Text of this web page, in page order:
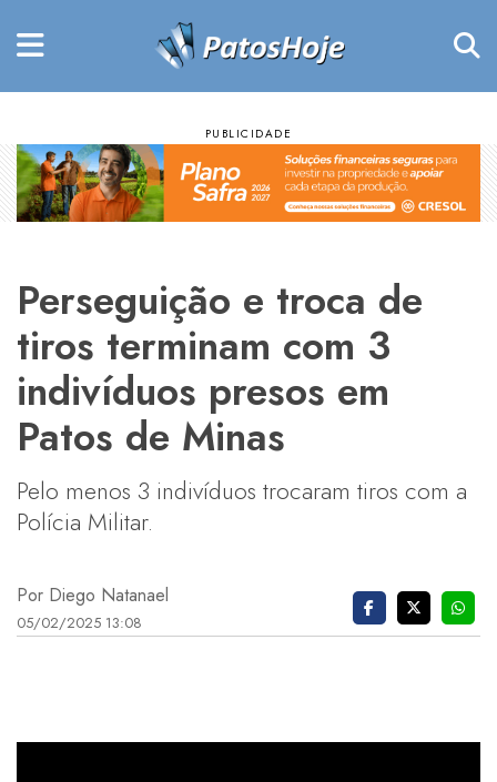
Perseguição e troca de
tiros terminam com 3
indivíduos presos em
Patos de Minas
Pelo menos 3 indivíduos trocaram tiros com a
Polícia Militar.
Por Diego Natanael
05/02/2025 13:08